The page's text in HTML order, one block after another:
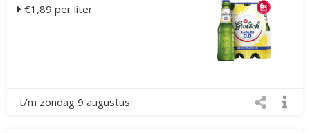
€1,89 per liter
t/m zondag 9 augustus